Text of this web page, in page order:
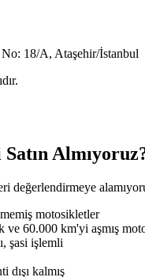
18/A, Ataşehir/İstanbul
değerlendirmeye
motosikletler
ve 60.000 km'yi aşmış
şasi işlemli
dışı kalmış